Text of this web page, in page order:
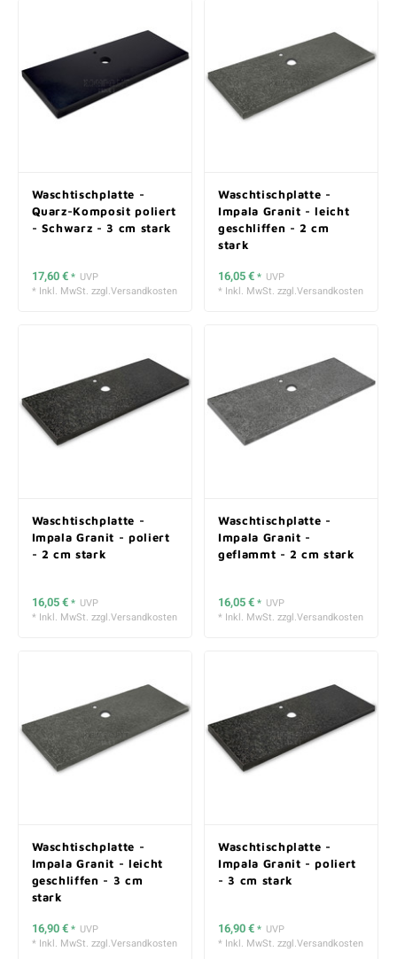
Waschtischplatte -
Quarz-Komposit poliert
- Schwarz - 3 cm stark
17,60 €* UVP
* Inkl. MwSt. zzgl.Versandkosten
Waschtischplatte -
Impala Granit - leicht
geschliffen - 2 cm
stark
16,05 €* UVP
* Inkl. MwSt. zzgl.Versandkosten
Waschtischplatte -
Impala Granit - poliert
- 2 cm stark
16,05 €* UVP
* Inkl. MwSt. zzgl.Versandkosten
Waschtischplatte -
Impala Granit -
geflammt - 2 cm stark
16,05 €* UVP
* Inkl. MwSt. zzgl.Versandkosten
Waschtischplatte -
Impala Granit - leicht
geschliffen - 3 cm
stark
16,90 €* UVP
* Inkl. MwSt. zzgl.Versandkosten
Waschtischplatte -
Impala Granit - poliert
- 3 cm stark
16,90 €* UVP
* Inkl. MwSt. zzgl.Versandkosten